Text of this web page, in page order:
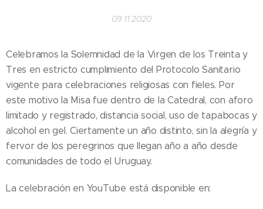
09.11.2020
Celebramos la Solemnidad de la Virgen de los Treinta y
Tres en estricto cumplimiento del Protocolo Sanitario
vigente para celebraciones religiosas con fieles. Por
este motivo la Misa fue dentro de la Catedral, con aforo
limitado y registrado, distancia social, uso de tapabocas y
alcohol en gel. Ciertamente un año distinto, sin la alegría y
fervor de los peregrinos que llegan año a año desde
comunidades de todo el Uruguay.
La celebración en YouTube está disponible en: